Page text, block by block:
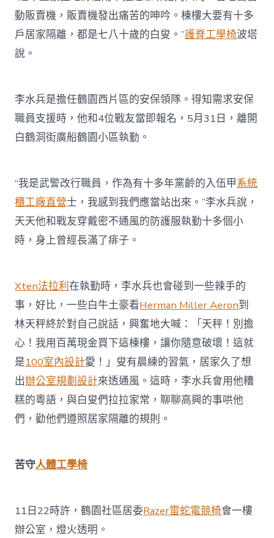
動販賣機，販賣機發出痛苦的呻吟。棟樓大要有十多
戶居家隔離，都是七八十歲的白叟。”護脊工學椅波塔
說。
李水兵是擔任鶴園西片區的安保領隊。得知需求安保
職員支援時，他和4位戰友當即報名，5月31日，離開
白鶴洞街廣船鶴園小區執勤。
“我是武警改行職員，作為有十多年黨齡的入伍甲系統
櫃工廠直營士，我感到我們應當站出來。”李水兵說，
天天他和戰友穿戴密不通風的防護服執勤十多個小
時，身上曾經長滿了痱子。
Xten法拉利在執勤時，李水兵也會碰到一些辣手的
事，好比，一些白牛土豪看Herman Miller Aeron到
林天秤終於對自己說話，興奮地大喊：「天秤！別擔
心！我用百萬現金買下這棟樓，讓你隨意破壞！這就
是100室內設計愛！」叟有晨練的習氣，居家久了想
出辦公室規劃設計來透通風。這時，李水兵會用他糟
糕的粵語，與白叟們拉拉家常，聊聊高興的事哄他
們，勸他們遵照居家隔離的規則。
苦守人體工學椅
11日22時許，鶴園社區居委Razer雷蛇電競椅會一樓
辦公室，燈火透明。